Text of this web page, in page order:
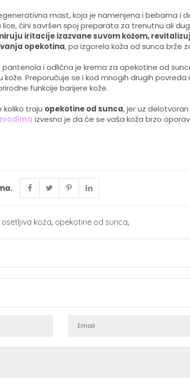
mast, koja je namenjena i bebama i
lice, čini savršen spoj preparata za trenutnu ali
iritacije izazvane suvom kožom,
opekotina, pa izgorela koža od sunca brže
pantenola i odlična je krema za opekotine od
Preporučuje se i kod mnogih drugih povreda
funkcije barijere kože.
traju opekotine od sunca, jer uz
izvesno je da će se vaša koža brzo
osetljiva koža, opekotine od sunca,